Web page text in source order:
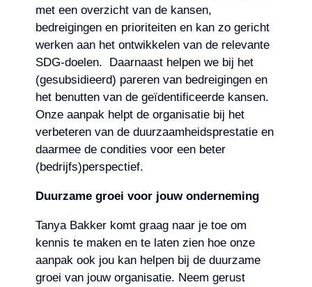
met een overzicht van de kansen,
bedreigingen en prioriteiten en kan zo gericht
werken aan het ontwikkelen van de relevante
SDG-doelen. Daarnaast helpen we bij het
(gesubsidieerd) pareren van bedreigingen en
het benutten van de geïdentificeerde kansen.
Onze aanpak helpt de organisatie bij het
verbeteren van de duurzaamheidsprestatie en
daarmee de condities voor een beter
(bedrijfs)perspectief.
Duurzame groei voor jouw onderneming
Tanya Bakker komt graag naar je toe om
kennis te maken en te laten zien hoe onze
aanpak ook jou kan helpen bij de duurzame
groei van jouw organisatie. Neem gerust